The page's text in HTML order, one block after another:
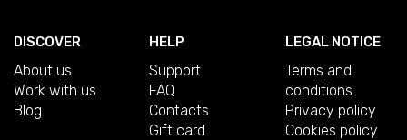
DISCOVER
About us
Work with us
Blog
HELP
Support
FAQ
Contacts
Gift card
LEGAL NOTICE
Terms and
conditions
Privacy policy
Cookies policy